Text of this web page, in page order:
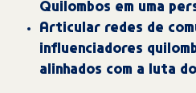
Quilombos em uma
Articular redes de
influenciadores
alinhados com a luta